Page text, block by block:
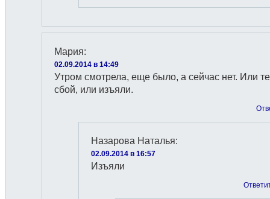
Мария:
02.09.2014 в 14:49
Утром смотрела, еще было, а сейчас нет. Или
сбой, или изъяли.
Назарова Наталья:
02.09.2014 в 16:57
Изъяли